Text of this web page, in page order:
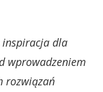
inspiracja dla
wprowadzeniem
rozwiązań